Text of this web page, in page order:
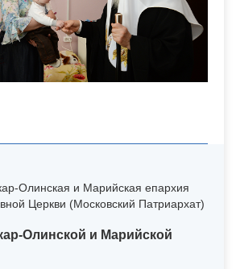
Олинская и Марийская епархия
Церкви (Московский Патриархат)
Олинской и Марийской